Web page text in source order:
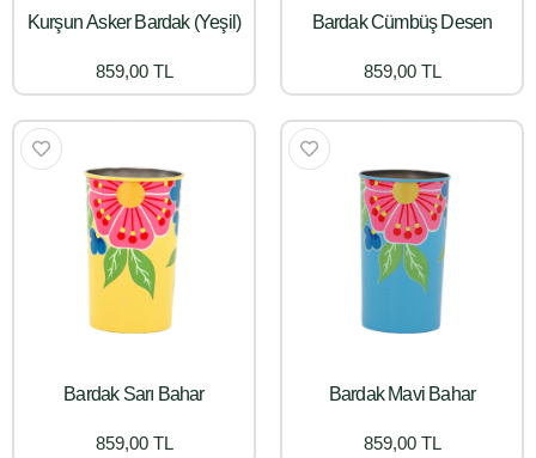
Kurşun Asker Bardak (Yeşil)
859,00 TL
Bardak Cümbüş Desen
859,00 TL
Bardak Sarı Bahar
859,00 TL
Bardak Mavi Bahar
859,00 TL